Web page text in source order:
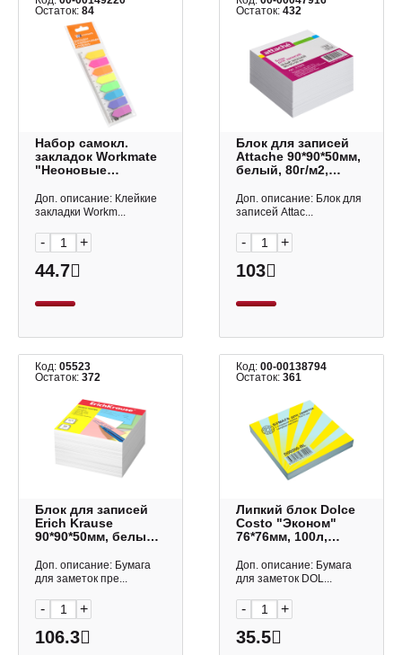
Остаток: 84
Набор самокл.
закладок Workmate
"Неоновые
пластик (8 блока по
25л) 14-2854
Доп. описание: Клейкие
закладки Workm...
- +
44.7
Остаток:432
Блок для записей
Attache 90*90*50мм,
белый, 80г/м2,
Доп. описание: Блок для
записей Attac...
- +
103
Код: 05523
Остаток: 372
Блок для записей
Erich Krause
90*90*50мм, белый,
ЕК2717
Доп. описание: Бумага
для заметок пре...
- +
106.3
Код:00-00138794
Остаток:361
Липкий блок Dolce
Costo "Эконом"
76*76мм, 100л,
D00500-BL
Доп. описание: Бумага
для заметок DOL...
- +
35.5